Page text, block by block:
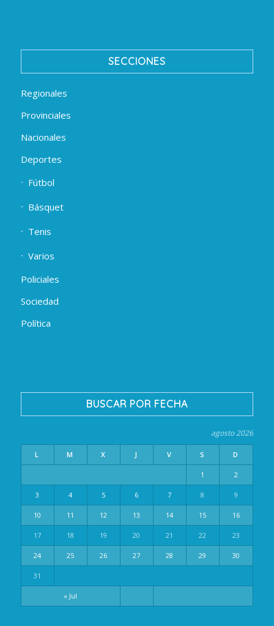
SECCIONES
Regionales
Provinciales
Nacionales
Deportes
Fútbol
Básquet
Tenis
Varios
Policiales
Sociedad
Política
BUSCAR POR FECHA
agosto 2026
L M X J V S D
« Jul
1 2
3 4 5 6 7 8 9
10 11 12 13 14 15 16
17 18 19 20 21 22 23
24 25 26 27 28 29 30
31